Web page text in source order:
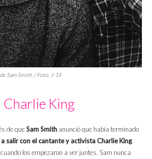
Sam Smith. / Foto: J-14
Charlie King
de queSam Smith anunció que había terminado
salir con el cantante y activista Charlie King.
los empezaron a ver juntes. Sam nunca